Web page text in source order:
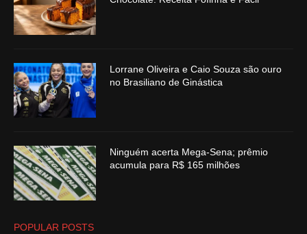
Lorrane Oliveira e Caio Souza são ouro
no Brasiliano de Ginástica
Ninguém acerta Mega-Sena; prêmio
acumula para R$ 165 milhões
POPULAR POSTS